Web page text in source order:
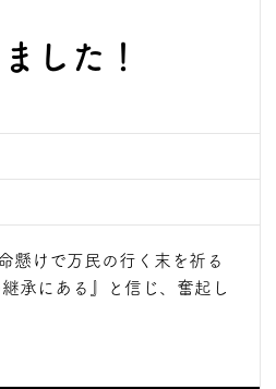
した！
懸けで万民の行く末を祈る
承にある』と信じ、奮起し